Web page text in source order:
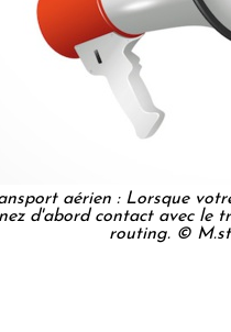
aérien : Lorsque
d'abord contact avec le
routing. ©